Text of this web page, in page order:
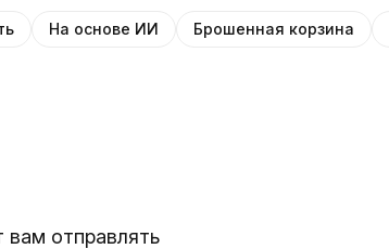
На основе ИИ Брошенная корзина
отправлять